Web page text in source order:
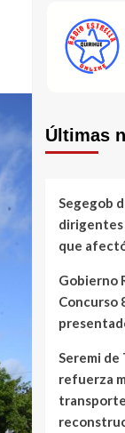
Últimas
Segegob
dirigentes
que
Gobierno
Concurso
Seremi
refuerza